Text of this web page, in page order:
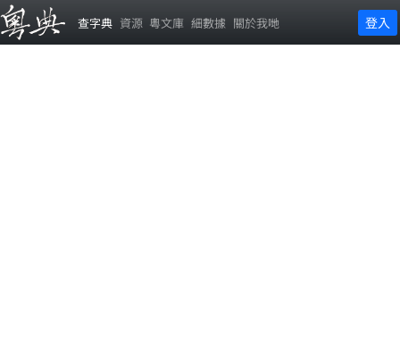
查字典 資源 粵文庫 細數據 關於我哋 登入